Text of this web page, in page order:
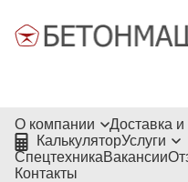
О компании
Доставка и
КалькуляторУслуги
СпецтехникаВакансии
Контакты